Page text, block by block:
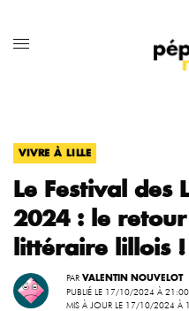
VIVRE À LILLE
Le Festival des
2024 : le
littéraire lillois !
PAR VALENTIN NOUVELOT
PUBLIÉ LE 17/10/2024 À 21:00
MIS À JOUR LE 17/10/2024 À